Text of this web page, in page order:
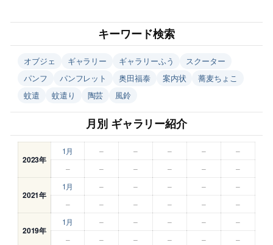
キーワード検索
オブジェ ギャラリー ギャラリーふう
スクーター
パンフ
パンフレット 奥田福泰 案内状
蕎麦ちょこ
蚊遣
蚊遣り 陶芸 風鈴
月別 ギャラリー紹介
2023年
1月 – – – –
–
–
– – – – –
2021年
1月 – – – –
–
–
– – – – –
2019年
1月 – – – –
–
–
– – – – –